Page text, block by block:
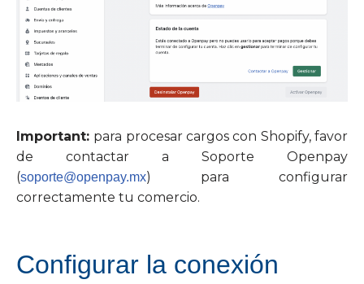
Important: para procesar cargos con Shopify, favor
de contactar a Soporte Openpay
(soporte@openpay.mx) para configurar
correctamente tu comercio.
Configurar la conexión